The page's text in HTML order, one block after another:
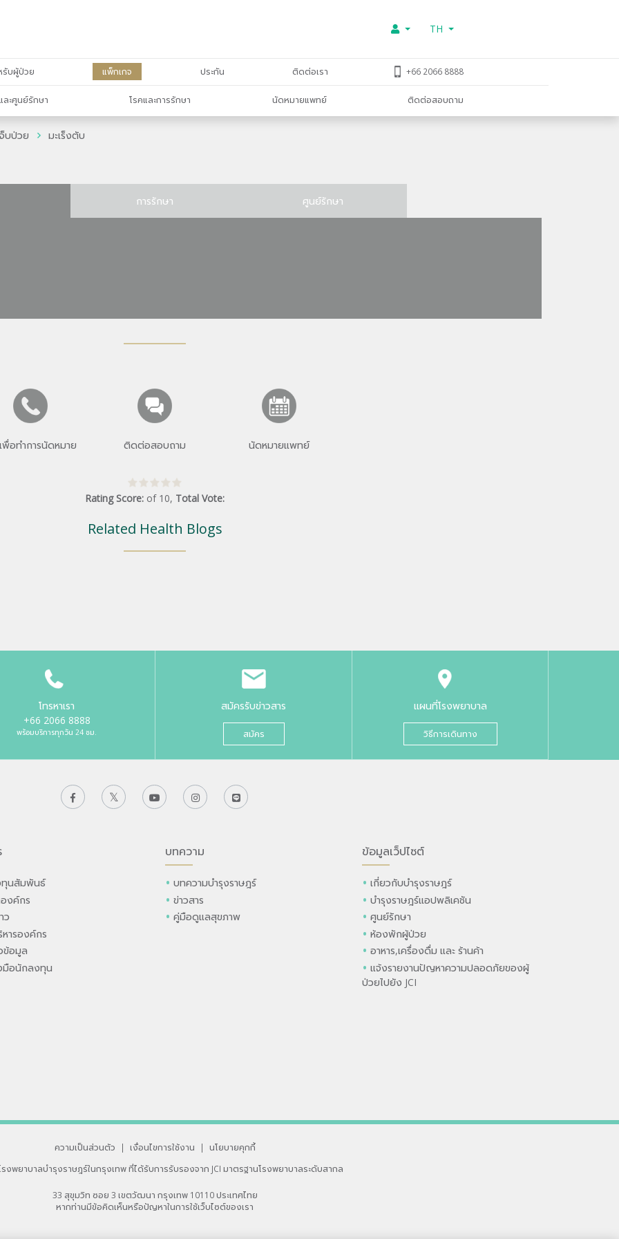
TH
รับผู้ป่วย แพ็กเกจ ประกัน ติดต่อเรา +66 2066 8888
ะศูนย์รักษา โรคและการรักษา นัดหมายแพทย์ ติดต่อสอบถาม
จ็บป่วย มะเร็งตับ
การรักษา ศูนย์รักษา
พื่อทำการนัดหมาย ติดต่อสอบถาม นัดหมายแพทย์
Rating Score: of 10, Total Vote:
Related Health Blogs
โทรหาเรา
+66 2066 8888
พร้อมบริการทุกวัน 24 ชม.
สมัครรับข่าวสาร
สมัคร
แผนที่โรงพยาบาล
วิธีการเดินทาง
นสัมพันธ์
งค์กร
ว
หารองค์กร
ข้อมูล
มือนักลงทุน
บทความ
บทความบำรุงราษฎร์
ข่าวสาร
คู่มือดูแลสุขภาพ
ข้อมูลเว็ปไซต์
เกี่ยวกับบำรุงราษฎร์
บำรุงราษฎร์แอปพลิเคชัน
ศูนย์รักษา
ห้องพักผู้ป่วย
อาหาร,เครื่องดื่ม และ ร้านค้า
แจ้งรายงานปัญหาความปลอดภัยของผู้
ป่วยไปยัง JCI
ความเป็นส่วนตัว | เงื่อนไขการใช้งาน |
นโยบายคุกกี้
งพยาบาลบำรุงราษฎร์ในกรุงเทพที่ได้รับการรับรองจาก JCI มาตรฐานโรงพยาบาลระดับสากล
33 สุขุมวิท ซอย 3 เขตวัฒนา กรุงเทพ 10110 ประเทศไทย
หากท่านมีข้อคิดเห็นหรือปัญหาในการใช้เว็บไซต์ของเรา